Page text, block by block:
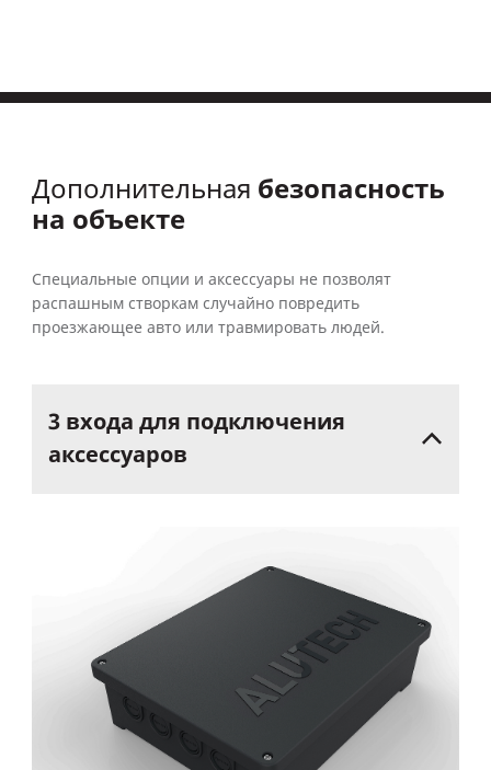
Дополнительная безопасность
на объекте
Специальные опции и аксессуары не позволят
распашным створкам случайно повредить
проезжающее авто или травмировать людей.
3 входа для подключения
аксессуаров